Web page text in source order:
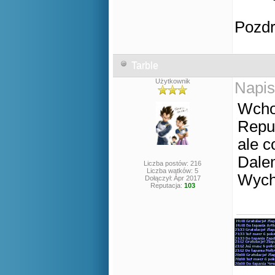
Tarble
Użytkownik
Liczba postów: 216
Liczba wątków: 5
Dołączył: Apr 2017
Reputacja: 103
ale